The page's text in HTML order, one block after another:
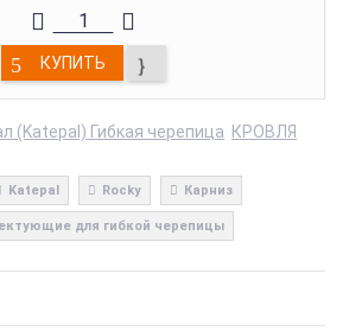
КУПИТЬ
(Katepal) Гибкая черепица КРОВЛЯ
Katepal Rocky Карниз
для гибкой черепицы